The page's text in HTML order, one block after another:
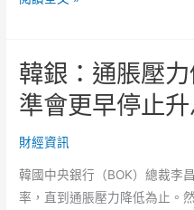
風
銀
呼
籲
政
府
採
場
的
經
濟
標
與
韓銀：通脹壓
準會更早停止
財經資訊
韓國中央銀行（BOK）總裁李
率，直到通脹壓力降低為止。